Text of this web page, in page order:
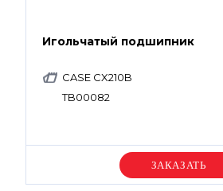
Игольчатый подшипник
CASE CX210B
TB00082
Уточняйте цену